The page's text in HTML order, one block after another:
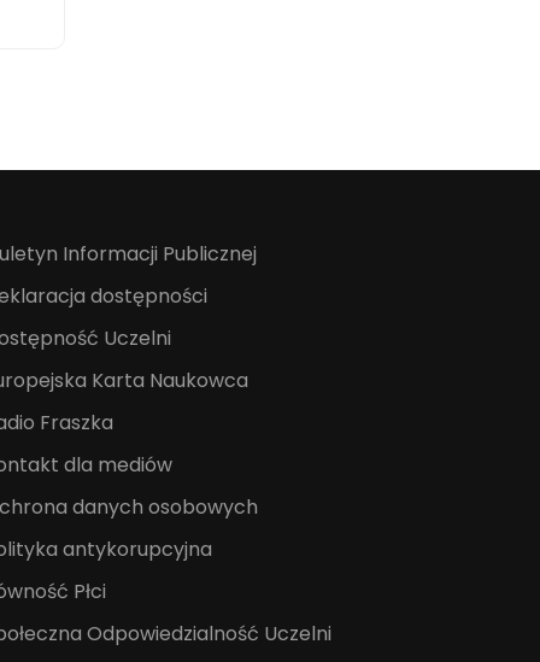
Informacji Publicznej
dostępności
Uczelni
Karta Naukowca
Fraszka
dla mediów
danych osobowych
antykorupcyjna
Płci
Odpowiedzialność Uczelni